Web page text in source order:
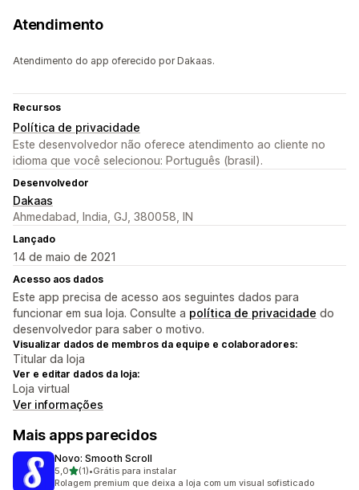
Atendimento
Atendimento do app oferecido por Dakaas.
Recursos
Política de privacidade
Este desenvolvedor não oferece atendimento ao cliente no
idioma que você selecionou: Português (brasil).
Desenvolvedor
Dakaas
Ahmedabad, India, GJ, 380058, IN
Lançado
14 de maio de 2021
Acesso aos dados
Este app precisa de acesso aos seguintes dados para
funcionar em sua loja. Consulte a política de privacidade do
desenvolvedor para saber o motivo.
Visualizar dados de membros da equipe e colaboradores:
Titular da loja
Ver e editar dados da loja:
Loja virtual
Ver informações
Mais apps parecidos
Novo: Smooth Scroll
5,0de 5 estrelas
(1)
1 avaliações ao todo
•Grátis para instalar
Rolagem premium que deixa a loja com um visual sofisticado